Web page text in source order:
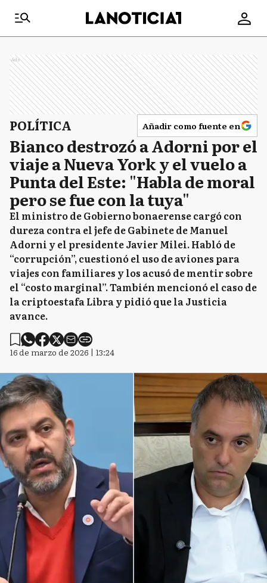
Ads
POLÍTICA Añadir como fuente en
Bianco destrozó a Adorni por el
viaje a Nueva York y el vuelo a
Punta del Este: "Habla de moral
pero se fue con la tuya"
El ministro de Gobierno bonaerense cargó con
dureza contra el jefe de Gabinete de Manuel
Adorni y el presidente Javier Milei. Habló de
“corrupción”, cuestionó el uso de aviones para
viajes con familiares y los acusó de mentir sobre
el “costo marginal”. También mencionó el caso de
la criptoestafa Libra y pidió que la Justicia
avance.
16 de marzo de 2026 | 13:24